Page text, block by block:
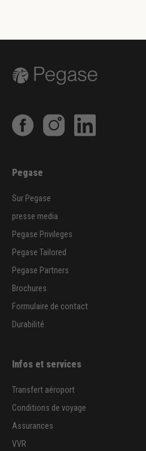
Pegase
Sur Pegase
presse media
Pegase Privileges
Pegase Tailored
Pegase Partners
Brochures
Formulaire de contact
Durabilité
Infos et services
Transfert aéroport
Conditions de voyage
Assurances
VVR